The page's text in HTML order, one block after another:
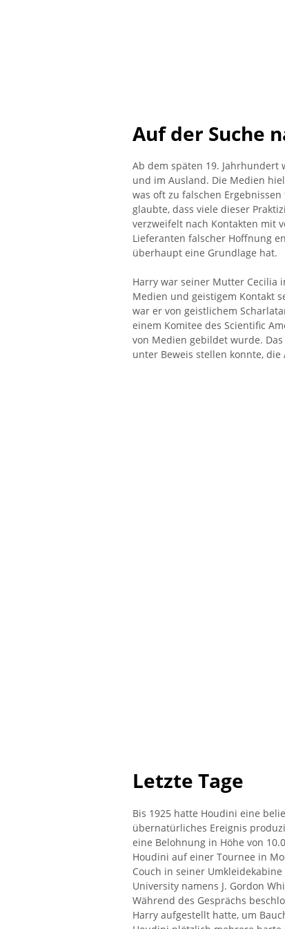
Auf der Suche
Ab dem späten 19.
und im Ausland. Die Medien
was oft zu falschen
glaubte, dass viele dieser
verzweifelt nach Kontakten mit
Lieferanten falscher Hoffnung
überhaupt eine Grundlage hat.
Harry war seiner Mutter Cecilia
Medien und geistigem Kontakt
war er von geistlichem
einem Komitee des Scientific
von Medien gebildet wurde.
unter Beweis stellen konnte,
Letzte Tage
Bis 1925 hatte Houdini eine
übernatürliches Ereignis
eine Belohnung in Höhe von
Houdini auf einer Tournee in
Couch in seiner
University namens J. Gordon
Während des Gesprächs
Harry aufgestellt hatte, um